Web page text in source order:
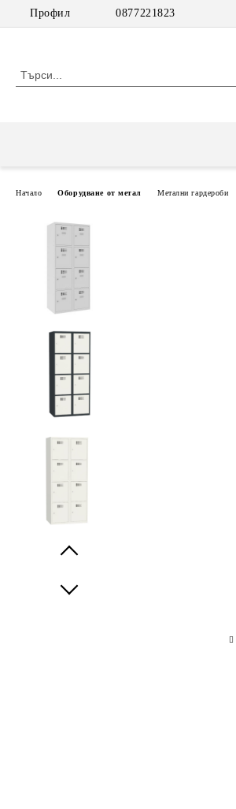
Профил 0877221823
Начало Оборудване от метал Метални гардероби